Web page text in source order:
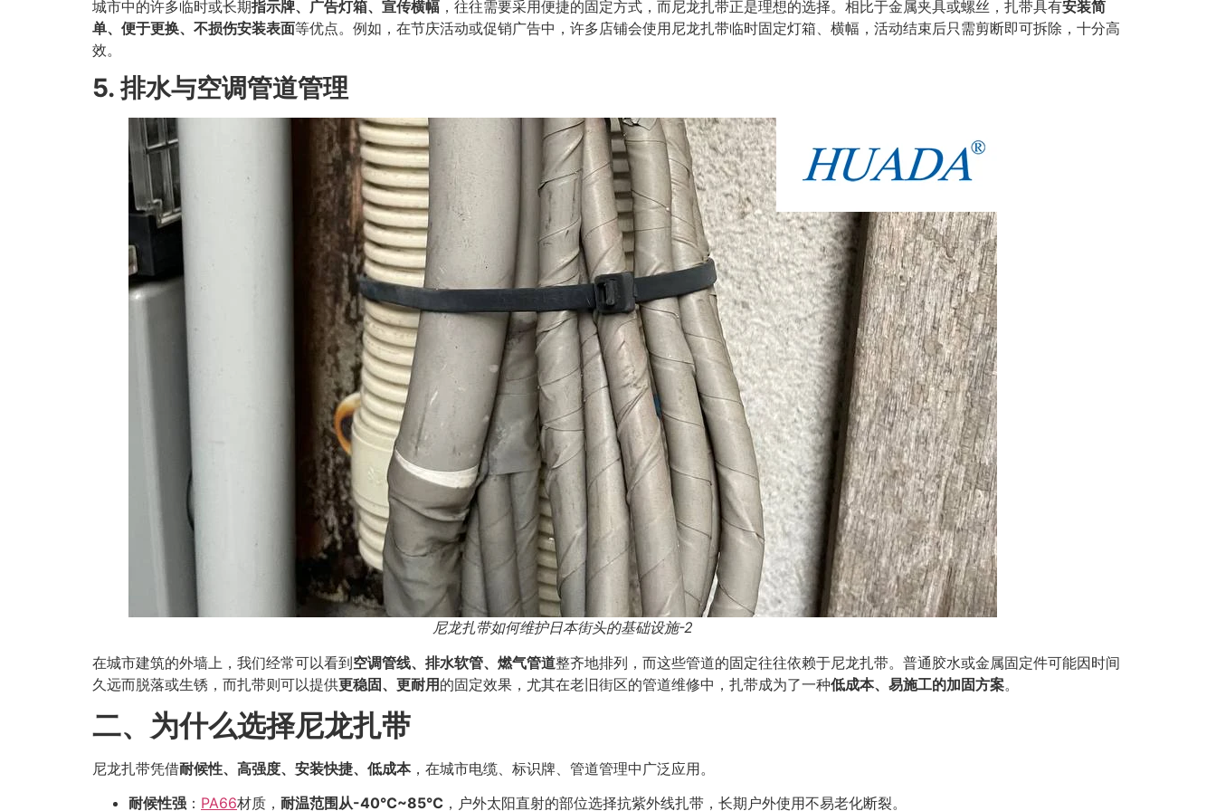
城市中的许多临时或长期指示牌、广告灯箱、宣传横幅 ，往往需要采用便捷的固定方式，而尼龙扎带正是理想的选择。相比于金属夹具或螺丝，扎带具有安装简
单、便于更换、不损伤安装表面等优点。例如，在节庆活动或促销广告中，许多店铺会使用尼龙扎带临时固定灯箱、横幅，活动结束后只需剪断即可拆除，十分高
效。
5. 排水与空调管道管理
尼龙扎带如何维护日本街头的基础设施-2
在城市建筑的外墙上，我们经常可以看到空调管线、排水软管、燃气管道整齐地排列，而这些管道的固定往往依赖于尼龙扎带。普通胶水或金属固定件可能因时间
久远而脱落或生锈，而扎带则可以提供更稳固、更耐用 的固定效果，尤其在老旧街区的管道维修中，扎带成为了一种低成本、易施工的加固方案。
二、为什么选择尼龙扎带
尼龙扎带凭借耐候性、高强度、安装快捷、低成本，在城市电缆、标识牌、管道管理中广泛应用。
耐候性强 ： PA66材质， 耐温范围从-40℃~85℃ ，户外太阳直射的部位选择抗紫外线扎带，长期户外使用不易老化断裂。